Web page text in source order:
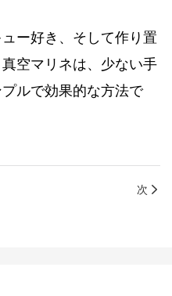
ー好き、そして作り置
空マリネは、少ない手
ルで効果的な方法で
次